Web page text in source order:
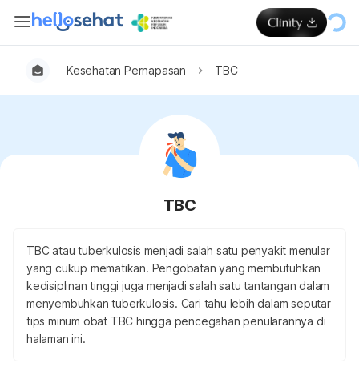
Kesehatan Pernapasan TBC
TBC
TBC atau tuberkulosis menjadi salah satu penyakit menular
yang cukup mematikan. Pengobatan yang membutuhkan
kedisiplinan tinggi juga menjadi salah satu tantangan dalam
menyembuhkan tuberkulosis. Cari tahu lebih dalam seputar
tips minum obat TBC hingga pencegahan penularannya di
halaman ini.